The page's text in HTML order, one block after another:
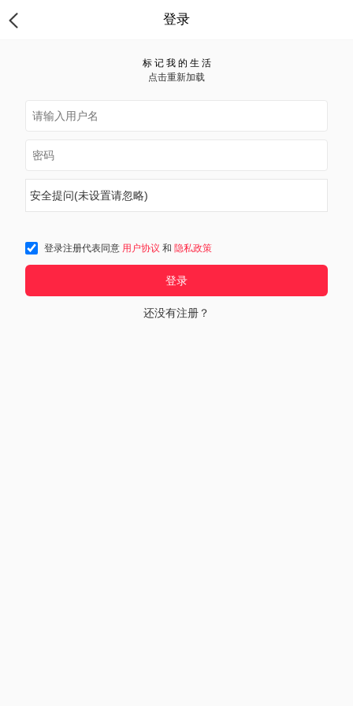
登录
标 记 我 的 生 活
点击重新加载
安全提问(未设置请忽略)
登录注册代表同意 用户协议 和 隐私政策
登录
还没有注册？